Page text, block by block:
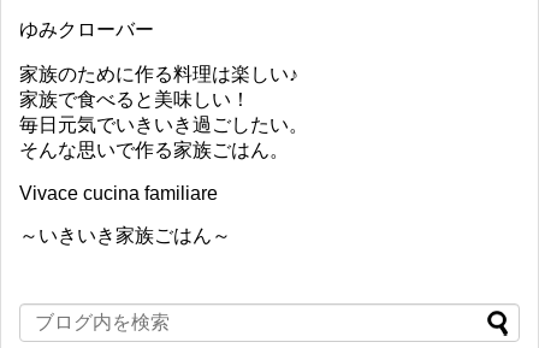
ゆみクローバー
家族のために作る料理は楽しい♪
家族で食べると美味しい！
毎日元気でいきいき過ごしたい。
そんな思いで作る家族ごはん。
Vivace cucina familiare
～いきいき家族ごはん～